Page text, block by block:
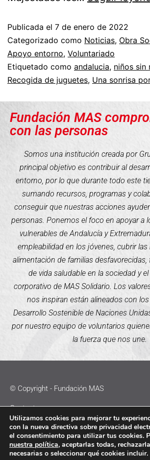
Publicada el 7 de enero de 2022
Categorizado como Noticias, Obra
Apoyo entorno, Voluntariado
Etiquetado como andalucia, niños sin
Recogida de juguetes, Una sonrisa
Fundación MAS
con las personas
Somos una institución creada por
principal objetivo es contribuir al
entorno, por lo que durante todo este
sumando recursos, programas y
conseguir que nuestras acciones
personas. Ponemos el foco en apoyar a
vulnerables de Andalucía y
empleabilidad en los jóvenes, cubrir
alimentación de familias
de vida saludable en la sociedad y
corporativo de MAS Solidario. Los
nos inspiran están alineados con
Desarrollo Sostenible de Naciones
por nuestro equipo de voluntarios
la fuerza que nos une.
© Copyright - Fundación MAS
Contacto
Política de Cookies
Política de Privacidad
Utilizamos cookies para mejorar tu
con la nueva directiva sobre privacidad
el consentimiento para utilizar tus cookies.
nuestra política, aceptarlas todas,
necesarias o seleccionar qué cookies incluir.